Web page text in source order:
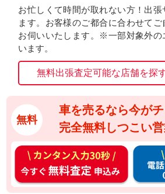
お忙しくて時間が取れない方！出張
ます。お客様のご都合に合わせて
お伺いいたします。※一部対象外の
います。
無料出張査定可能な店舗を探
無料
車を売るなら今がチ
完全無料しつこい
カ
ン
タ
通
料